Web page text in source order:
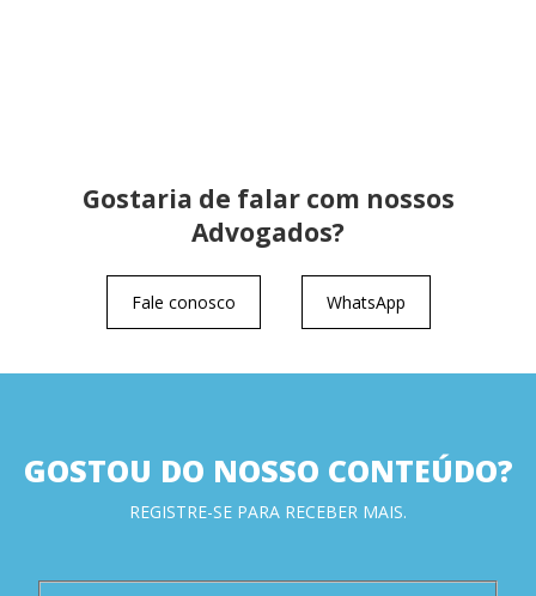
Gostaria de falar com nossos
Advogados?
Fale conosco WhatsApp
GOSTOU DO NOSSO CONTEÚDO?
REGISTRE-SE PARA RECEBER MAIS.